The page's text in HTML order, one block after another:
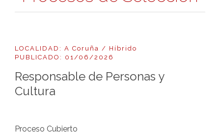
LOCALIDAD: A Coruña / Híbrido
PUBLICADO: 01/06/2026
Responsable de Personas y
Cultura
Proceso Cubierto